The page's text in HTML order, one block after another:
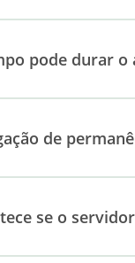
pode durar o
de
se o